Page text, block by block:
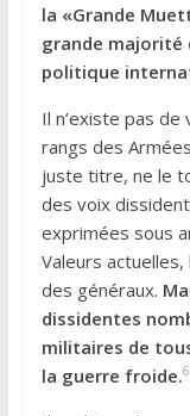
la «Grande
grande majorité
politique
Il n’existe pas
rangs des
juste titre, ne le
des voix
exprimées sous
Valeurs
des généraux.
dissidentes
militaires de
la guerre froide.6